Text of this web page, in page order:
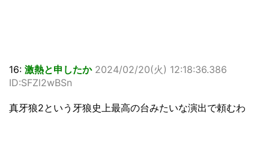
16: 激熱と申したか 2024/02/20(火) 12:18:36.386
ID:SFZl2wBSn
真牙狼2という牙狼史上最高の台みたいな演出で頼むわ